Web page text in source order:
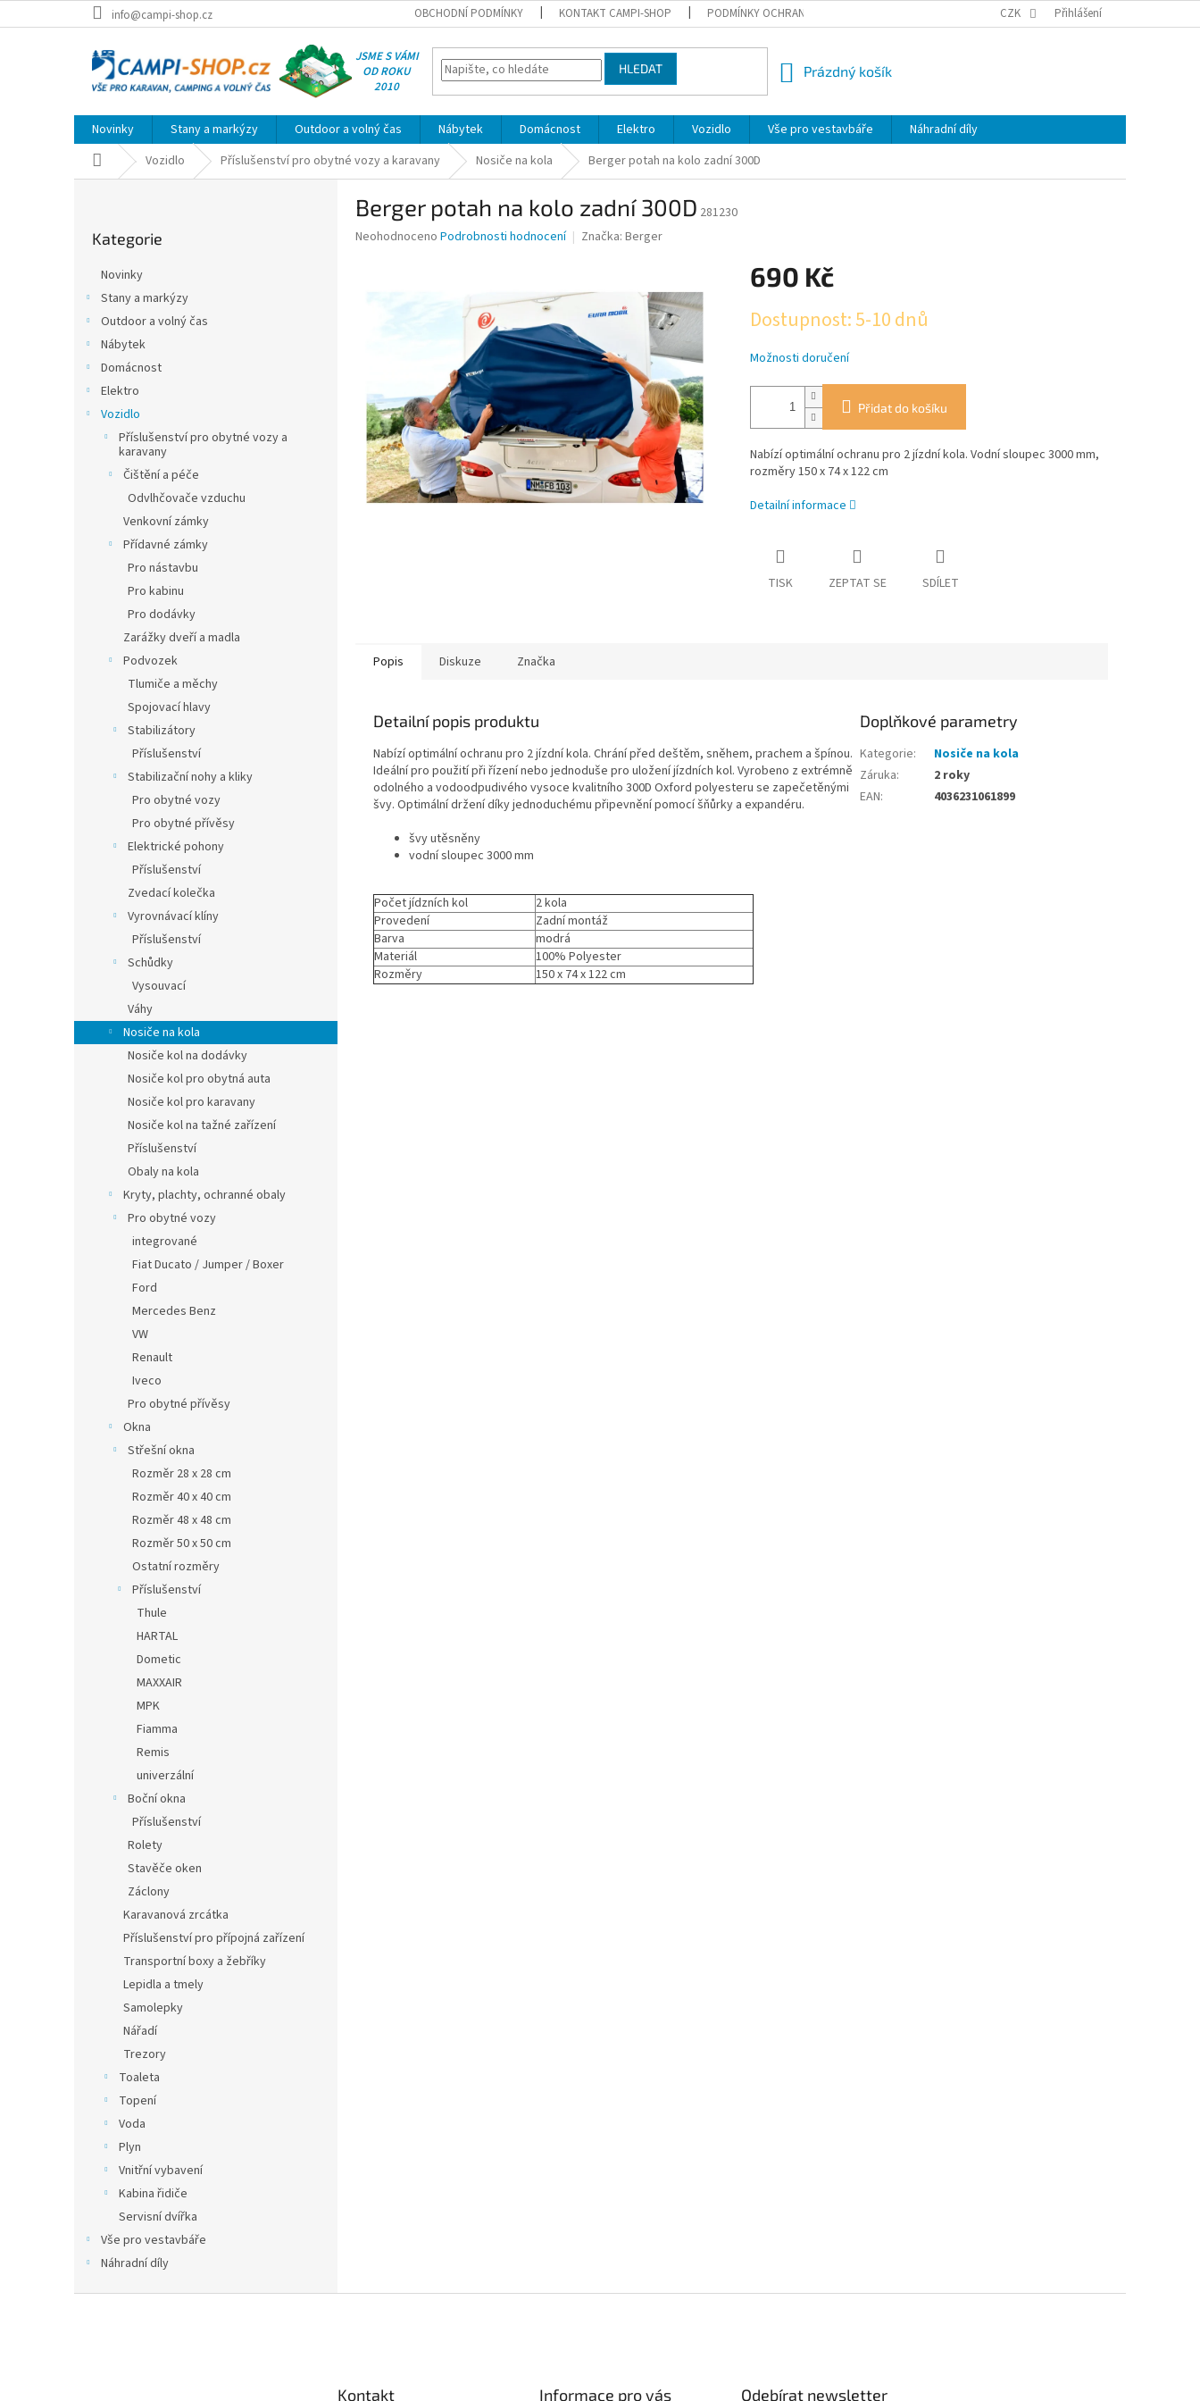
na
info@campi-shop.cz OBCHODNÍ PODMÍNKY KONTAKT CAMPI-SHOP PODMÍNKY OCHRANY OSOBNÍCH ÚDAJŮ REKLAMACE
CZK Přihlášení
JSME S VÁMI
OD ROKU
2010
HLEDAT
NÁKUPNÍ
Prázdný košík
Novinky Stany a markýzy Outdoor a volný čas Nábytek Domácnost Elektro Vozidlo Vše pro vestavbáře
Náhradní díly
Domů Vozidlo Příslušenství pro obytné vozy a karavany Nosiče na kola Berger potah na kolo zadní 300D
kategorie
Kategorie
Novinky
Stany a markýzy
Outdoor a volný čas
Nábytek
Domácnost
Elektro
Vozidlo
Příslušenství pro obytné vozy a
karavany
Čištění a péče
Odvlhčovače vzduchu
Venkovní zámky
Přídavné zámky
Pro nástavbu
Pro kabinu
Pro dodávky
Zarážky dveří a madla
Podvozek
Tlumiče a měchy
Spojovací hlavy
Stabilizátory
Příslušenství
Stabilizační nohy a kliky
Pro obytné vozy
Pro obytné přívěsy
Elektrické pohony
Příslušenství
Zvedací kolečka
Vyrovnávací klíny
Příslušenství
Schůdky
Vysouvací
Váhy
Nosiče na kola
Nosiče kol na dodávky
Nosiče kol pro obytná auta
Nosiče kol pro karavany
Nosiče kol na tažné zařízení
Příslušenství
Obaly na kola
Kryty, plachty, ochranné obaly
Pro obytné vozy
integrované
Fiat Ducato / Jumper / Boxer
Ford
Mercedes Benz
VW
Renault
Iveco
Pro obytné přívěsy
Okna
Střešní okna
Rozměr 28 x 28 cm
Rozměr 40 x 40 cm
Rozměr 48 x 48 cm
Rozměr 50 x 50 cm
Ostatní rozměry
Příslušenství
Thule
HARTAL
Dometic
MAXXAIR
MPK
Fiamma
Remis
univerzální
Boční okna
Příslušenství
Rolety
Stavěče oken
Záclony
Karavanová zrcátka
Příslušenství pro přípojná zařízení
Transportní boxy a žebříky
Lepidla a tmely
Samolepky
Nářadí
Trezory
Toaleta
Topení
Voda
Plyn
Vnitřní vybavení
Kabina řidiče
Servisní dvířka
Vše pro vestavbáře
Náhradní díly
Berger potah na kolo zadní 300D 281230
Průměrné
Neohodnoceno Podrobnosti hodnocení Značka: Berger
690 Kč
cena:
Dostupnost: 5-10 dnů
Možnosti doručení
Přidat do košíku
Nabízí optimální ochranu pro 2 jízdní kola. Vodní sloupec 3000 mm,
rozměry 150 x 74 x 122 cm
Detailní informace
TISK ZEPTAT SE SDÍLET
Popis Diskuze Značka
Detailní popis produktu
Nabízí optimální ochranu pro 2 jízdní kola. Chrání před deštěm, sněhem, prachem a špínou.
Ideální pro použití při řízení nebo jednoduše pro uložení jízdních kol. Vyrobeno z extrémně
odolného a vodoodpudivého vysoce kvalitního 300D Oxford polyesteru se zapečetěnými
švy. Optimální držení díky jednoduchému připevnění pomocí šňůrky a expandéru.
švy utěsněny
vodní sloupec 3000 mm
Počet jídzních kol
2 kola
Provedení
Zadní montáž
Barva
modrá
Materiál
100% Polyester
Rozměry
150 x 74 x 122 cm
Doplňkové parametry
Kategorie:
Nosiče na kola
Záruka:
2 roky
EAN: 4036231061899
Kontakt Informace pro vás Odebírat newsletter